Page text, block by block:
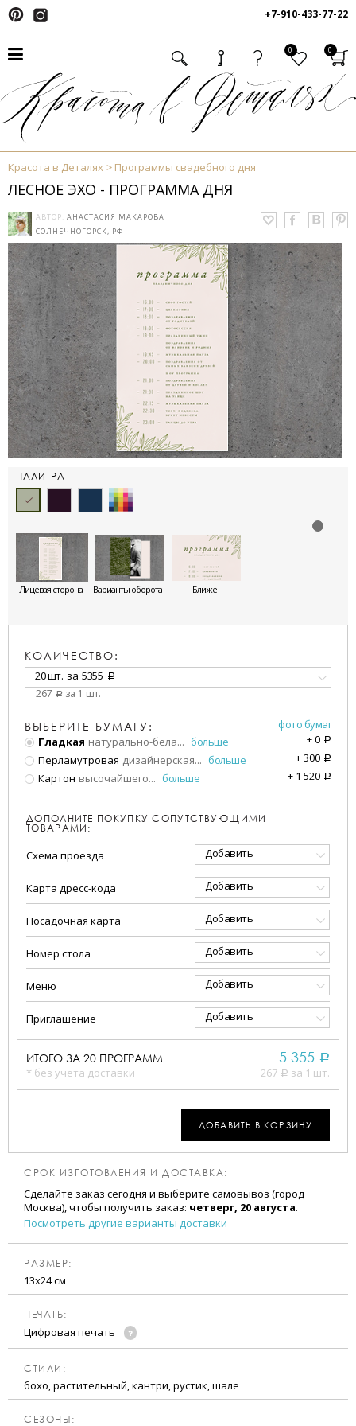
+7-910-433-77-22
0 0
Красота в Деталях Программы свадебного дня
ЛЕСНОЕ ЭХО - ПРОГРАММА ДНЯ
АВТОР: АНАСТАСИЯ МАКАРОВА
СОЛНЕЧНОГОРСК, РФ
ПАЛИТРА
Лицевая сторона Варианты оборота Ближе
КОЛИЧЕСТВО:
20 шт. за 5355 a
267 a за 1 шт.
ВЫБЕРИТЕ БУМАГУ:
фото бумаг
Гладкая натурально-бела... больше +0 a
Перламутровая дизайнерская... больше +300 a
Картон высочайшего... больше + 1 520 a
ДОПОЛНИТЕ ПОКУПКУ СОПУТСТВУЮЩИМИ
ТОВАРАМИ:
Схема проезда Добавить
Карта дресс-кода Добавить
Посадочная карта Добавить
Номер стола Добавить
Меню Добавить
Приглашение Добавить
ИТОГО ЗА 20 ПРОГРАММ
* без учета доставки
5 355 a
267 a за 1 шт.
ДОБАВИТЬ В КОРЗИНУ
СРОК ИЗГОТОВЛЕНИЯ И ДОСТАВКА:
Сделайте заказ сегодня и выберите самовывоз (город
Москва), чтобы получить заказ: четверг, 20 августа.
Посмотреть другие варианты доставки
РАЗМЕР:
13х24 см
ПЕЧАТЬ:
Цифровая печать
CТИЛИ:
бохо, растительный, кантри, рустик, шале
CЕЗОНЫ: